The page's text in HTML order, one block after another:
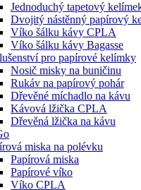
Jednoduchý tapetový
Dvojitý nástěnný papírový
Víko šálku kávy CPLA
Víko šálku kávy Bagasse
pro papírové kelímky
Nosič misky na buničinu
Rukáv na papírový pohár
Dřevěné míchadlo na kávu
Kávová lžička CPLA
Dřevěná lžička na kávu
miska na polévku
Papírová miska
Papírové víko
Víko CPLA